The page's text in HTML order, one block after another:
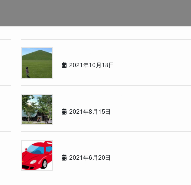
2021年10月18日
2021年8月15日
2021年6月20日